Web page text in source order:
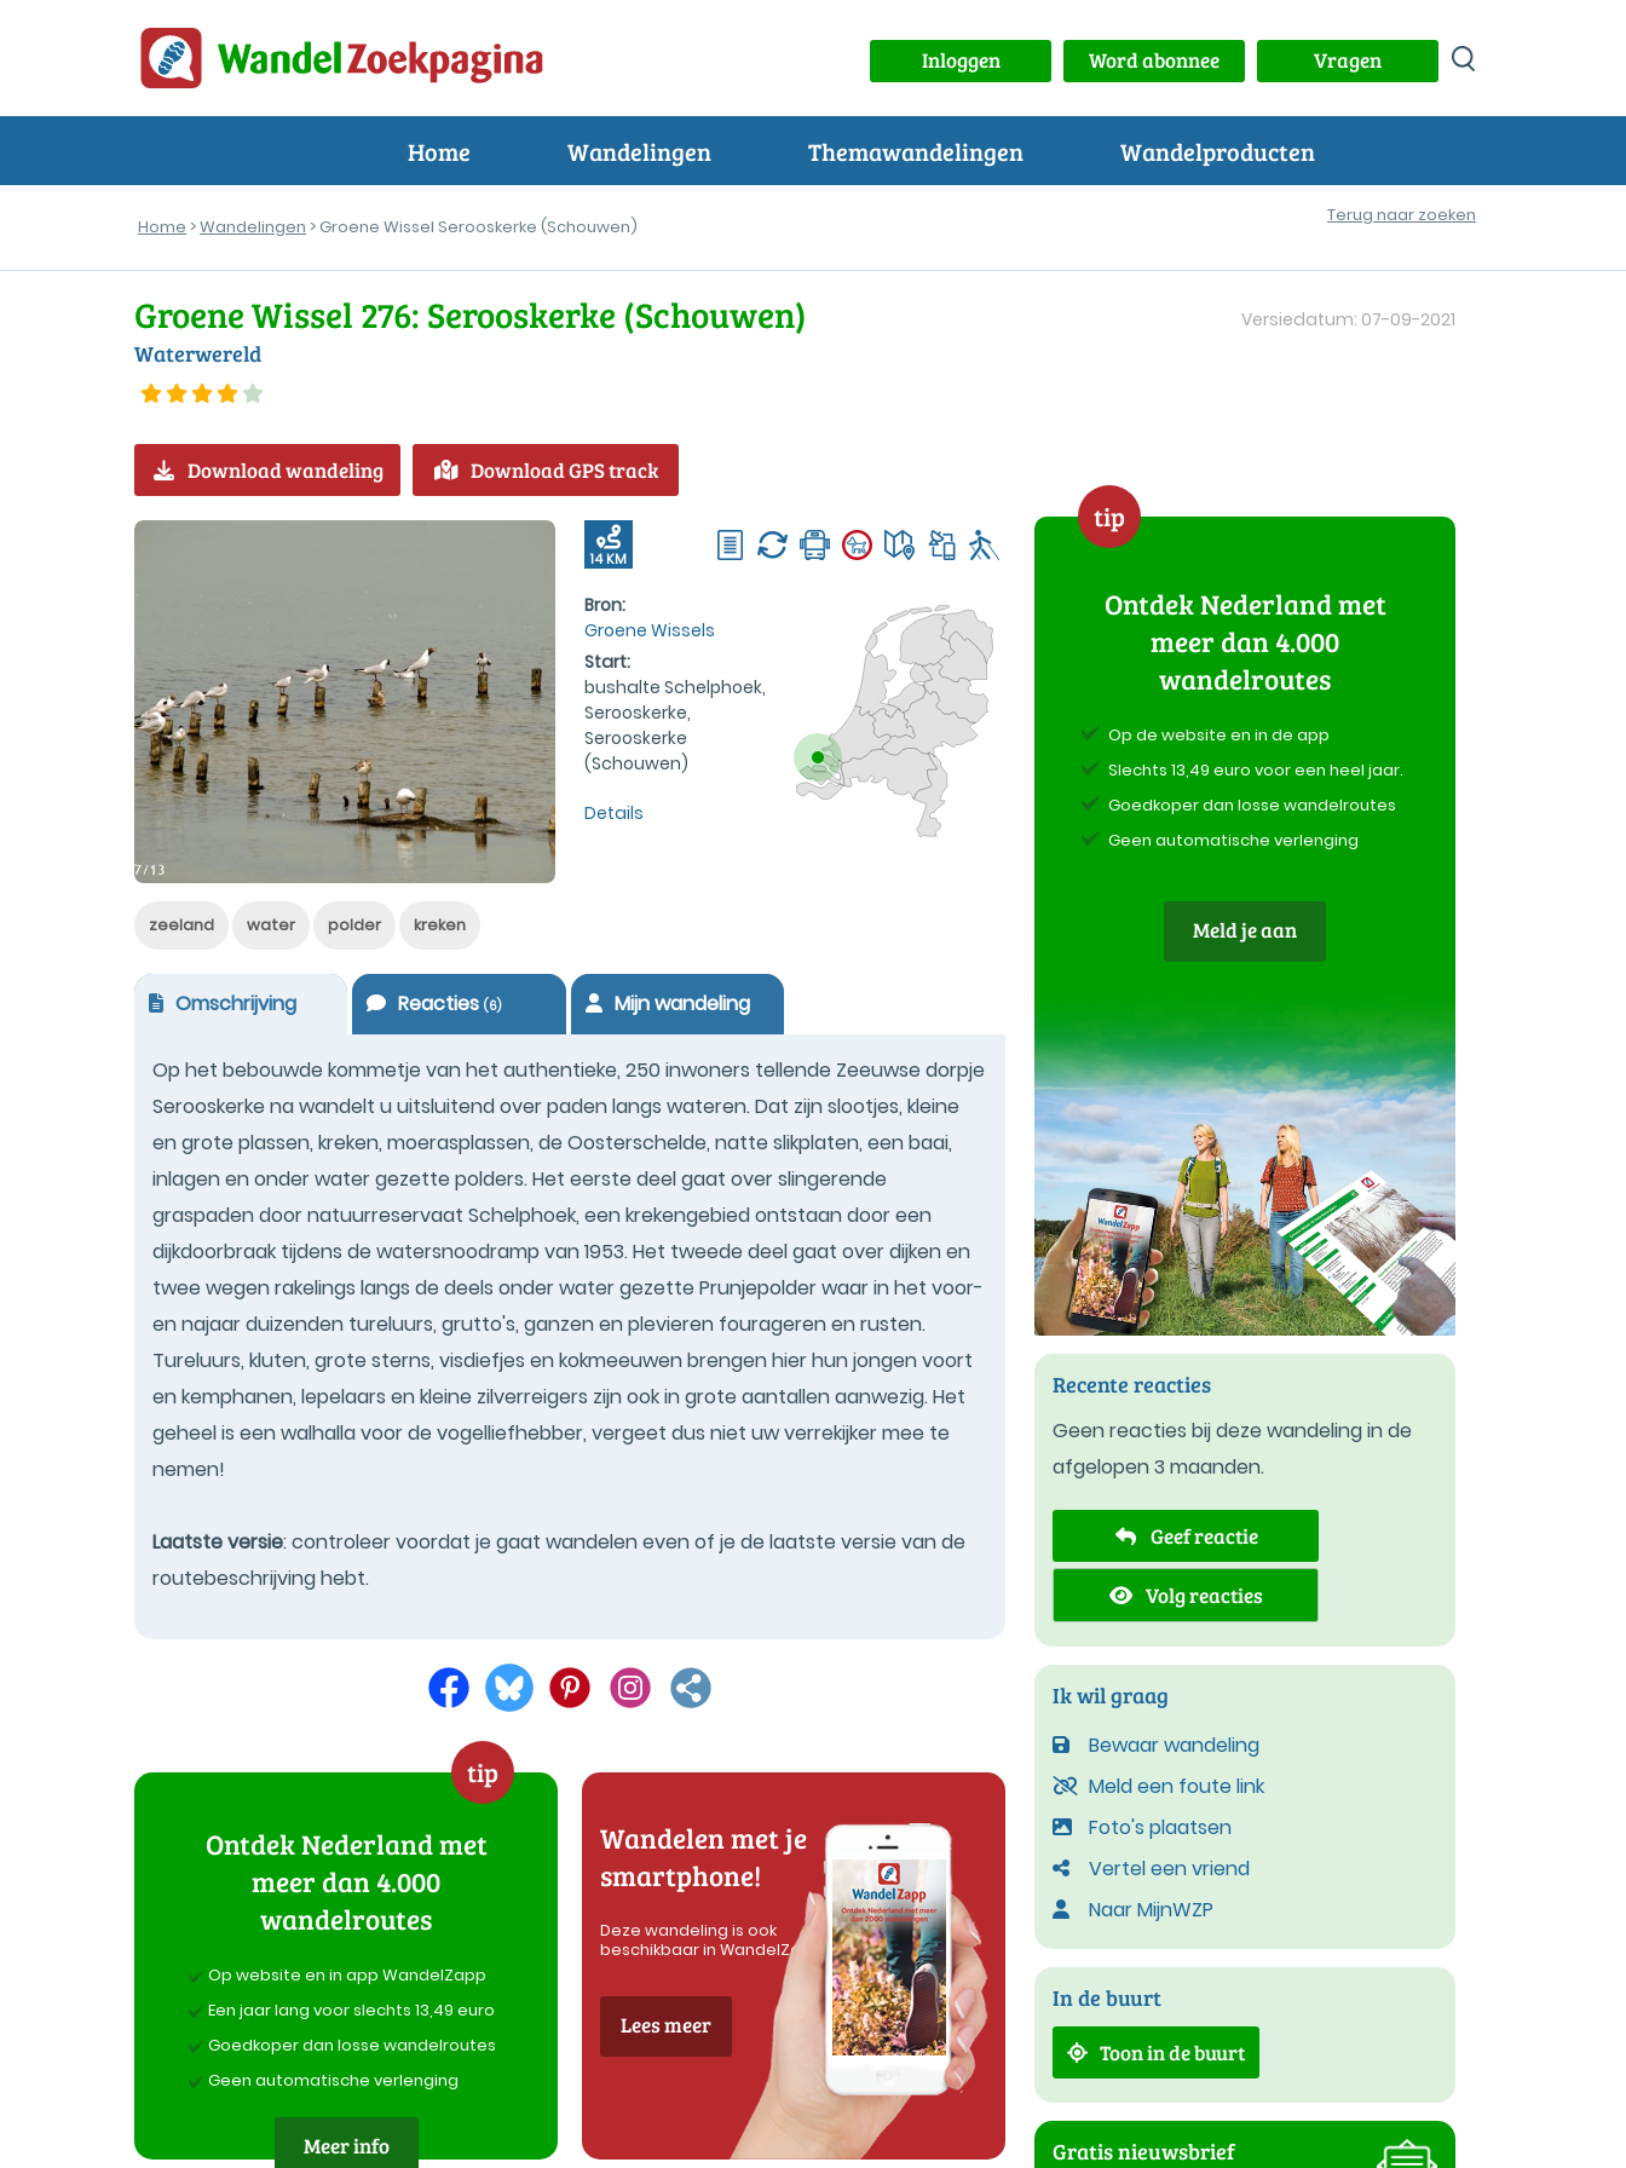
Inloggen Word abonnee Vragen
Home Wandelingen Themawandelingen Wandelproducten
Home >Wandelingen > Groene Wissel Serooskerke (Schouwen)
Terug naar zoeken
Groene Wissel 276: Serooskerke (Schouwen)
Waterwereld
Versiedatum: 07-09-2021
Download wandeling Download GPS track
14 KM
Bron:
Groene Wissels
Start:
bushalte Schelphoek,
Serooskerke,
Serooskerke
(Schouwen)
Details
zeeland water polder kreken
Omschrijving Reacties(6) Mijn wandeling
Op het bebouwde kommetje van het authentieke, 250 inwoners tellende Zeeuwse dorpje
Serooskerke na wandelt u uitsluitend over paden langs wateren. Dat zijn slootjes, kleine
en grote plassen, kreken, moerasplassen, de Oosterschelde, natte slikplaten, een baai,
inlagen en onder water gezette polders. Het eerste deel gaat over slingerende
graspaden door natuurreservaat Schelphoek, een krekengebied ontstaan door een
dijkdoorbraak tijdens de watersnoodramp van 1953. Het tweede deel gaat over dijken en
twee wegen rakelings langs de deels onder water gezette Prunjepolder waar in het voor-
en najaar duizenden tureluurs, grutto's, ganzen en plevieren fourageren en rusten.
Tureluurs, kluten, grote sterns, visdiefjes en kokmeeuwen brengen hier hun jongen voort
en kemphanen, lepelaars en kleine zilverreigers zijn ook in grote aantallen aanwezig. Het
geheel is een walhalla voor de vogelliefhebber, vergeet dus niet uw verrekijker mee te
nemen!
Laatste versie: controleer voordat je gaat wandelen even of je de laatste versie van de
routebeschrijving hebt.
tip
Ontdek Nederland met
meer dan 4.000
wandelroutes
Op website en in app WandelZapp
Een jaar lang voor slechts 13,49 euro
Goedkoper dan losse wandelroutes
Geen automatische verlenging
Meer info
Wandelen met je
smartphone!
Deze wandeling is ook
beschikbaar in WandelZapp
Lees meer
tip
Ontdek Nederland met
meer dan 4.000
wandelroutes
Op de website en in de app
Slechts 13,49 euro voor een heel jaar.
Goedkoper dan losse wandelroutes
Geen automatische verlenging
Meld je aan
Recente reacties
Geen reacties bij deze wandeling in de
afgelopen 3 maanden.
Geef reactie
Volg reacties
Ik wil graag
Bewaar wandeling
Meld een foute link
Foto's plaatsen
Vertel een vriend
Naar MijnWZP
In de buurt
Toon in de buurt
Gratis nieuwsbrief